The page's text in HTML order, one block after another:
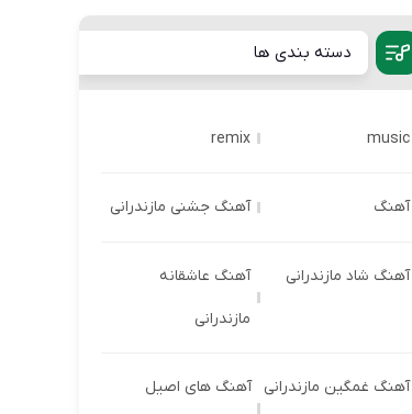
دسته بندی ها
music
remix
آهنگ آهنگ جشنی مازندرانی
آهنگ شاد مازندرانی آهنگ عاشقانه
مازندرانی
آهنگ غمگین مازندرانی آهنگ های اصیل